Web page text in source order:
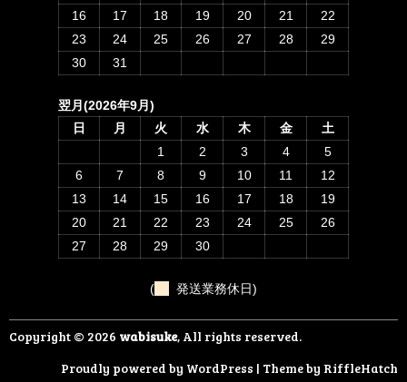
16
17 18 19 20 21
22
23
24 25 26 27 28
29
30
31
翌月(2026年9月)
日
月 火 水 木 金
土
1
2 3 4
5
6
7 8 9 10 11
12
13
14 15 16 17 18
19
20
21 22 23 24 25
26
27
28 29 30
( 発送業務休日)
Copyright © 2026 wabisuke, All rights reserved.
Proudly powered by WordPress | Theme by RiffleHatch